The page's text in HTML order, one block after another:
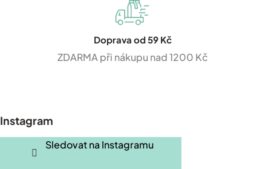
Doprava od 59 Kč
ZDARMA při nákupu nad 1200 Kč
a
t
Instagram
Sledovat na Instagramu